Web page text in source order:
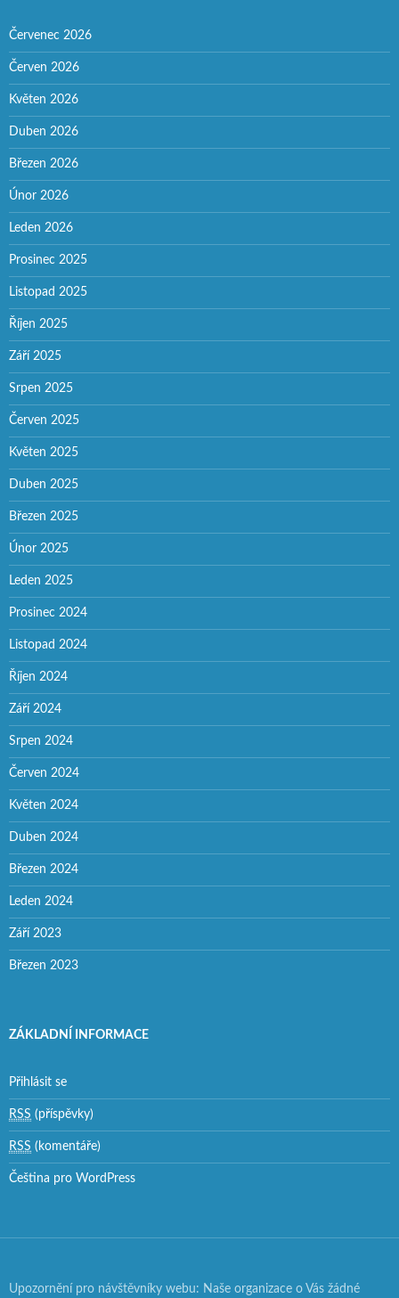
Červenec 2026
Červen 2026
Květen 2026
Duben 2026
Březen 2026
Únor 2026
Leden 2026
Prosinec 2025
Listopad 2025
Říjen 2025
Září 2025
Srpen 2025
Červen 2025
Květen 2025
Duben 2025
Březen 2025
Únor 2025
Leden 2025
Prosinec 2024
Listopad 2024
Říjen 2024
Září 2024
Srpen 2024
Červen 2024
Květen 2024
Duben 2024
Březen 2024
Leden 2024
Září 2023
Březen 2023
ZÁKLADNÍ INFORMACE
Přihlásit se
RSS (příspěvky)
RSS (komentáře)
Čeština pro WordPress
Upozornění pro návštěvníky webu: Naše organizace o Vás žádné